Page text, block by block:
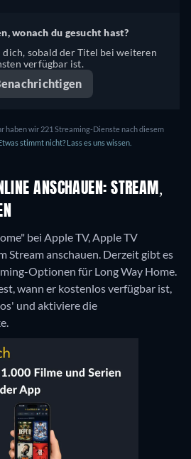
wonach du gesucht hast?
sobald der Titel bei weiteren
verfügbar ist.
haben wir 221 Streaming-Dienste nach diesem
stimmt nicht? Lass es uns wissen.
ANSCHAUEN: STREAM,
bei Apple TV, Apple TV
Stream anschauen. Derzeit gibt es
Optionen für Long Way Home.
wann er kostenlos verfügbar ist,
und aktiviere die